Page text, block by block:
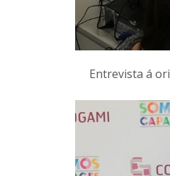
Entrevista á